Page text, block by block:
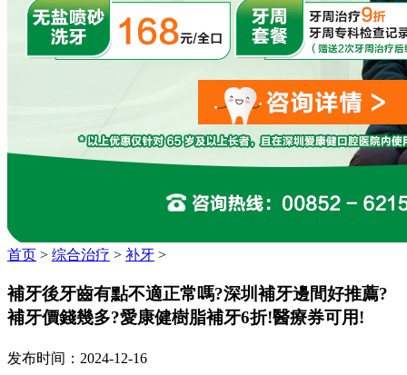
首页 > 综合治疗 > 补牙 >
補牙後牙齒有點不適正常嗎?深圳補牙邊間好推薦?
補牙價錢幾多?愛康健樹脂補牙6折!醫療券可用!
发布时间：2024-12-16